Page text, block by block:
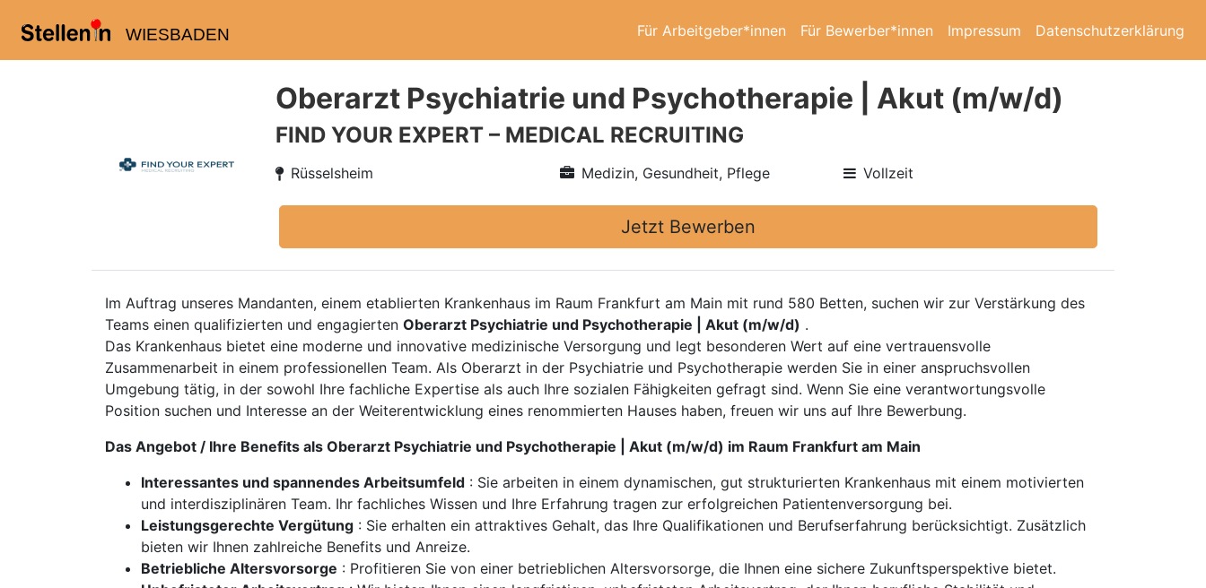
WIESBADEN Für Arbeitgeber*innen Für Bewerber*innen Impressum Datenschutzerklärung
Oberarzt Psychiatrie und Psychotherapie | Akut (m/w/d)
FIND YOUR EXPERT – MEDICAL RECRUITING
Rüsselsheim Medizin, Gesundheit, Pflege Vollzeit
Jetzt Bewerben
Im Auftrag unseres Mandanten, einem etablierten Krankenhaus im Raum Frankfurt am Main mit rund 580 Betten, suchen wir zur Verstärkung des
Teams einen qualifizierten und engagierten Oberarzt Psychiatrie und Psychotherapie | Akut (m/w/d) .
Das Krankenhaus bietet eine moderne und innovative medizinische Versorgung und legt besonderen Wert auf eine vertrauensvolle
Zusammenarbeit in einem professionellen Team. Als Oberarzt in der Psychiatrie und Psychotherapie werden Sie in einer anspruchsvollen
Umgebung tätig, in der sowohl Ihre fachliche Expertise als auch Ihre sozialen Fähigkeiten gefragt sind. Wenn Sie eine verantwortungsvolle
Position suchen und Interesse an der Weiterentwicklung eines renommierten Hauses haben, freuen wir uns auf Ihre Bewerbung.
Das Angebot / Ihre Benefits als Oberarzt Psychiatrie und Psychotherapie | Akut (m/w/d) im Raum Frankfurt am Main
Interessantes und spannendes Arbeitsumfeld : Sie arbeiten in einem dynamischen, gut strukturierten Krankenhaus mit einem motivierten
und interdisziplinären Team. Ihr fachliches Wissen und Ihre Erfahrung tragen zur erfolgreichen Patientenversorgung bei.
Leistungsgerechte Vergütung : Sie erhalten ein attraktives Gehalt, das Ihre Qualifikationen und Berufserfahrung berücksichtigt. Zusätzlich
bieten wir Ihnen zahlreiche Benefits und Anreize.
Betriebliche Altersvorsorge : Profitieren Sie von einer betrieblichen Altersvorsorge, die Ihnen eine sichere Zukunftsperspektive bietet.